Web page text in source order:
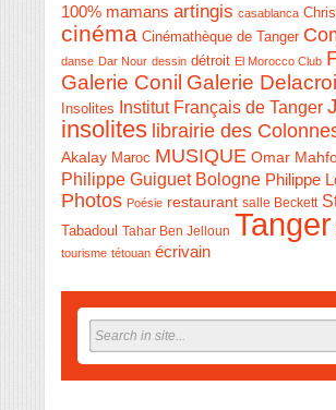
100% mamans artingis casablanca
cinéma Cinémathèque de Tanger
danse Dar Nour dessin détroit El Morocco Club
Galerie Conil Galerie
Insolites Institut Français de Tanger
insolites librairie des
Akalay Maroc MUSIQUE Omar
Philippe Guiguet Bologne Philippe
Photos Poésie restaurant salle Beckett
Tabadoul Tahar Ben Jelloun Tanger
tourisme tétouan écrivain